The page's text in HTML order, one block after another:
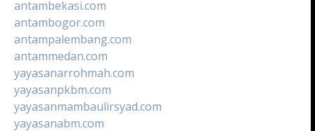
antambekasi.com
antambogor.com
antampalembang.com
antammedan.com
yayasanarrohmah.com
yayasanpkbm.com
yayasanmambaulirsyad.com
yayasanabm.com